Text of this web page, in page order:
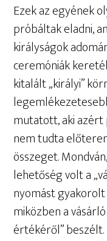
Ezek az egyének
próbáltak eladni,
királyságok
ceremóniák
kitalált „királyi”
mutatott, aki azért
nem tudta
összeget.
lehetőség volt a
nyomást gyakorolt
miközben a
értékéről” beszélt.